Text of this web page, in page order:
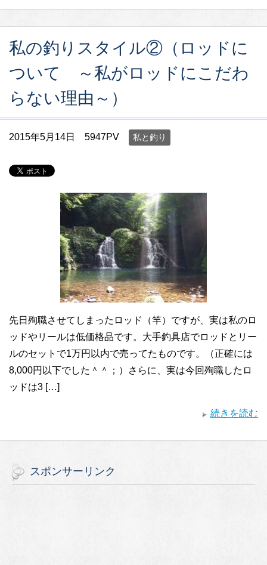
私の釣りスタイル②（ロッドに
ついて ～私がロッドにこだわ
らない理由～）
2015年5月14日 5947PV 私と釣り
先日殉職させてしまったロッド（竿）ですが、実は私のロ
ッドやリールは低価格品です。大手釣具店でロッドとリー
ルのセットで1万円以内で売ってたものです。（正確には
8,000円以下でした＾＾；）さらに、実は今回殉職したロ
ッドは3 […]
続きを読む
スポンサーリンク